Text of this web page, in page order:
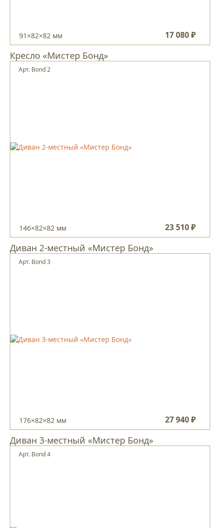
91×82×82 мм 17 080 ₽
Кресло «Мистер Бонд»
146×82×82 мм 23 510 ₽
Арт. Bond 2
Диван 2-местный «Мистер Бонд»
176×82×82 мм 27 940 ₽
Арт. Bond 3
Диван 3-местный «Мистер Бонд»
Арт. Bond 4